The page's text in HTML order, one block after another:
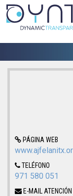
PÁGINA WEB
TELÉFONO
971 580 051
E-MAIL